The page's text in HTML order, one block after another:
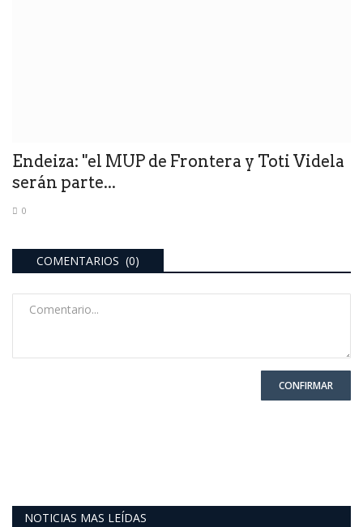
Endeiza: "el MUP de Frontera y Toti Videla
serán parte...
0
COMENTARIOS (0)
CONFIRMAR
NOTICIAS MAS LEÍDAS